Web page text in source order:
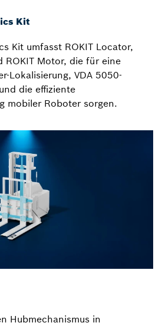
Kit
Kit umfasst ROKIT Locator,
ROKIT Motor, die für eine
Lokalisierung, VDA 5050-
die effiziente
mobiler Roboter sorgen.
Hubmechanismus in